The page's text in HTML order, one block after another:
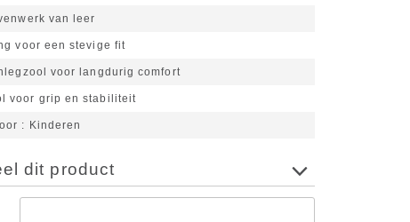
van leer
voor een stevige fit
voor langdurig comfort
voor grip en stabiliteit
Kinderen
dit product